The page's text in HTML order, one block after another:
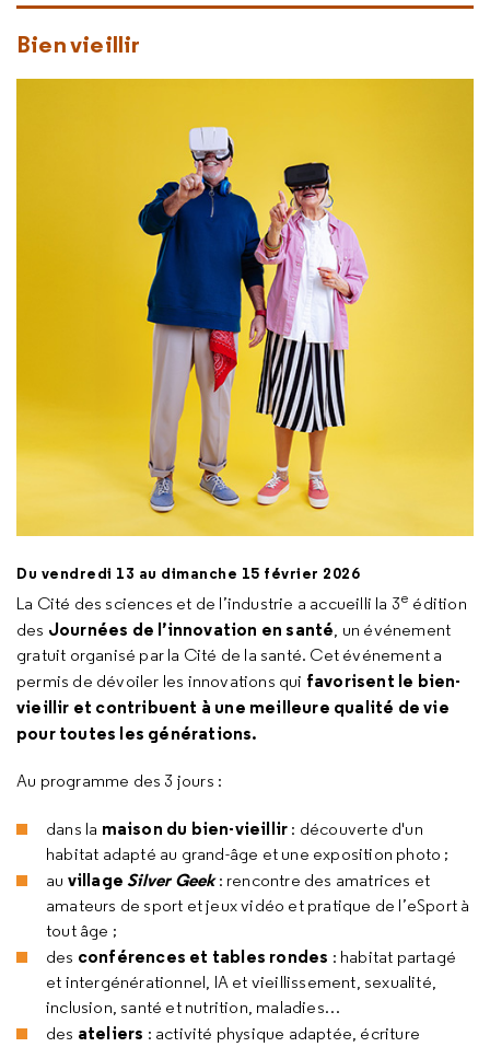
Bien vieillir
Du vendredi 13 au dimanche 15 février 2026
La Cité des sciences et de l’industrie a accueilli la 3e édition
des Journées de l’innovation en santé, un événement
gratuit organisé par la Cité de la santé. Cet événement a
permis de dévoiler les innovations qui favorisent le bien-
vieillir et contribuent à une meilleure qualité de vie
pour toutes les générations.
Au programme des 3 jours :
dans la maison du bien-vieillir : découverte d'un
habitat adapté au grand-âge et une exposition photo ;
au villageSilver Geek: rencontre des amatrices et
amateurs de sport et jeux vidéo et pratique de l’eSport à
tout âge ;
des conférences et tables rondes : habitat partagé
et intergénérationnel, IA et vieillissement, sexualité,
inclusion, santé et nutrition, maladies…
des ateliers : activité physique adaptée, écriture